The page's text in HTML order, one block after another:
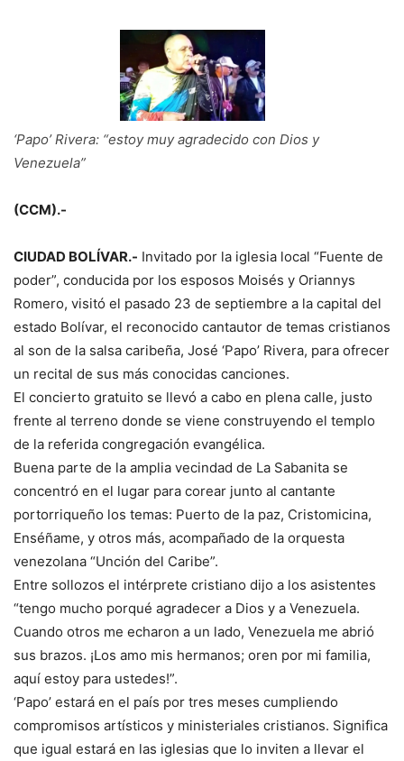
‘Papo’ Rivera: “estoy muy agradecido con Dios y
Venezuela”
(CCM).-
CIUDAD BOLÍVAR.- Invitado por la iglesia local “Fuente de
poder”, conducida por los esposos Moisés y Oriannys
Romero, visitó el pasado 23 de septiembre a la capital del
estado Bolívar, el reconocido cantautor de temas cristianos
al son de la salsa caribeña, José ‘Papo’ Rivera, para ofrecer
un recital de sus más conocidas canciones.
El concierto gratuito se llevó a cabo en plena calle, justo
frente al terreno donde se viene construyendo el templo
de la referida congregación evangélica.
Buena parte de la amplia vecindad de La Sabanita se
concentró en el lugar para corear junto al cantante
portorriqueño los temas: Puerto de la paz, Cristomicina,
Enséñame, y otros más, acompañado de la orquesta
venezolana “Unción del Caribe”.
Entre sollozos el intérprete cristiano dijo a los asistentes
“tengo mucho porqué agradecer a Dios y a Venezuela.
Cuando otros me echaron a un lado, Venezuela me abrió
sus brazos. ¡Los amo mis hermanos; oren por mi familia,
aquí estoy para ustedes!”.
‘Papo’ estará en el país por tres meses cumpliendo
compromisos artísticos y ministeriales cristianos. Significa
que igual estará en las iglesias que lo inviten a llevar el